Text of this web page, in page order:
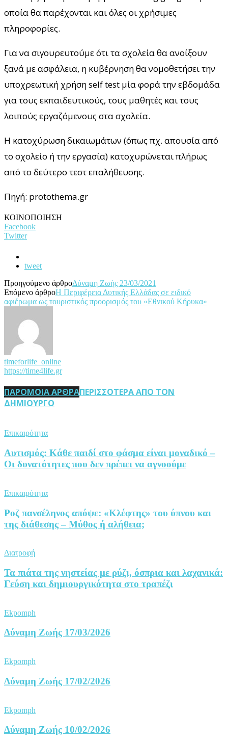
οποία θα παρέχονται και όλες οι χρήσιμες
πληροφορίες.
Για να σιγουρευτούμε ότι τα σχολεία θα ανοίξουν
ξανά με ασφάλεια, η κυβέρνηση θα νομοθετήσει την
υποχρεωτική χρήση self test μία φορά την εβδομάδα
για τους εκπαιδευτικούς, τους μαθητές και τους
λοιπούς εργαζόμενους στα σχολεία.
Η κατοχύρωση δικαιωμάτων (όπως πχ. απουσία από
το σχολείο ή την εργασία) κατοχυρώνεται πλήρως
από το δεύτερο τεστ επαλήθευσης.
Πηγή: protothema.gr
ΚΟΙΝΟΠΟΙΗΣΗ
Facebook
Twitter
tweet
Προηγούμενο άρθροΔύναμη Ζωής 23/03/2021
Επόμενο άρθροΗ Περιφέρεια Δυτικής Ελλάδας σε ειδικό
αφιέρωμα ως τουριστικός προορισμός του «Εθνικού Κήρυκα»
timeforlife_online
https://time4life.gr
ΠΑΡΟΜΟΙΑ ΑΡΘΡΑΠΕΡΙΣΣΟΤΕΡΑ ΑΠΟ ΤΟΝ
ΔΗΜΙΟΥΡΓΟ
Επικαιρότητα
Αυτισμός: Κάθε παιδί στο φάσμα είναι μοναδικό –
Οι δυνατότητες που δεν πρέπει να αγνοούμε
Επικαιρότητα
Ροζ πανσέληνος απόψε: «Κλέφτης» του ύπνου και
της διάθεσης – Μύθος ή αλήθεια;
Διατροφή
Τα πιάτα της νηστείας με ρύζι, όσπρια και λαχανικά:
Γεύση και δημιουργικότητα στο τραπέζι
Ekpomph
Δύναμη Ζωής 17/03/2026
Ekpomph
Δύναμη Ζωής 17/02/2026
Ekpomph
Δύναμη Ζωής 10/02/2026